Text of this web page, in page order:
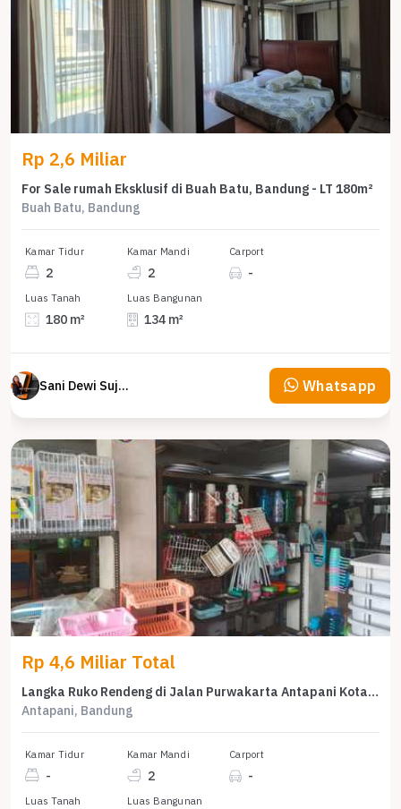
Rp 2,6 Miliar
For Sale rumah Eksklusif di Buah Batu, Bandung - LT 180m²
Buah Batu, Bandung
Kamar Tidur
2
Kamar Mandi
2
Carport
-
Luas Tanah
180 m²
Luas Bangunan
134 m²
Sani Dewi Sujono Whatsapp
Rp 4,6 Miliar Total
Langka Ruko Rendeng di Jalan Purwakarta Antapani Kota Bandung
Antapani, Bandung
Kamar Tidur
-
Kamar Mandi
2
Carport
-
Luas Tanah Luas Bangunan